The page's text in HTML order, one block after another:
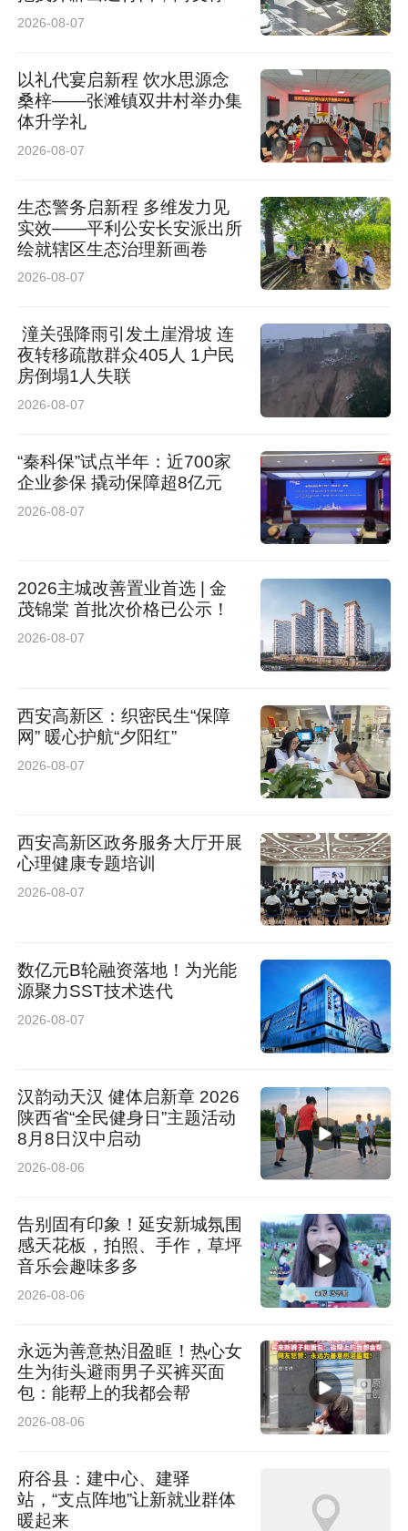
女司机拖拽时放缆旗还慢速！
2026-08-07
以礼代宴启新程 饮水思源念
桑梓——张滩镇双井村举办集
体升学礼
2026-08-07
生态警务启新程 多维发力见
实效——平利公安长安派出所
绘就辖区生态治理新画卷
2026-08-07
潼关强降雨引发土崖滑坡 连
夜转移疏散群众405人 1户民
房倒塌1人失联
2026-08-07
“秦科保”试点半年：近700家
企业参保 撬动保障超8亿元
2026-08-07
2026主城改善置业首选 | 金
茂锦棠 首批次价格已公示！
2026-08-07
西安高新区：织密民生“保障
网” 暖心护航“夕阳红”
2026-08-07
西安高新区政务服务大厅开展
心理健康专题培训
2026-08-07
数亿元B轮融资落地！为光能
源聚力SST技术迭代
2026-08-07
汉韵动天汉 健体启新章 2026
陕西省“全民健身日”主题活动
8月8日汉中启动
2026-08-06
告别固有印象！延安新城氛围
感天花板，拍照、手作，草坪
音乐会趣味多多
2026-08-06
永远为善意热泪盈眶！热心女
生为街头避雨男子买裤买面
包：能帮上的我都会帮
2026-08-06
府谷县：建中心、建驿
站，“支点阵地”让新就业群体
暖起来